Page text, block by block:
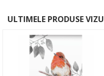
ULTIMELE PRODUSE